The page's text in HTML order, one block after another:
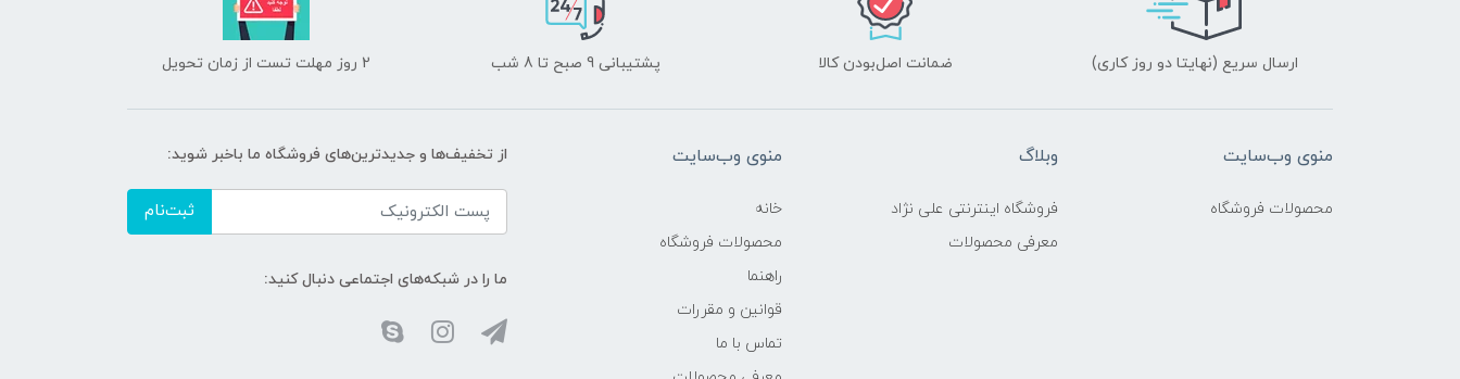
ارسال سریع (نهایتا دو روز کاری) ضمانت اصل‌بودن کالا پشتیبانی 9 صبح تا 8 شب 2 روز مهلت تست از زمان تحویل
منوی وب‌سایت
محصولات فروشگاه
وبلاگ
فروشگاه اینترنتی علی نژاد
معرفی محصولات
منوی وب‌سایت
خانه
محصولات فروشگاه
راهنما
قوانین و مقررات
تماس با ما
از تخفیف‌ها و جدیدترین‌های فروشگاه ما باخبر شوید:
ثبت‌نام
ما را در شبکه‌های اجتماعی دنبال کنید: